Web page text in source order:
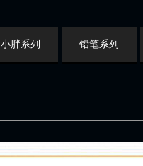
小胖系列 铅笔系列